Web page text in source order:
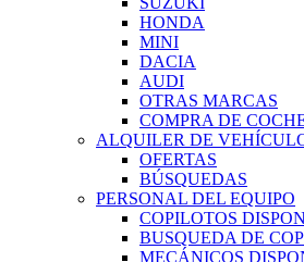
HONDA
MINI
DACIA
AUDI
OTRAS MARCAS
COMPRA DE
ALQUILER DE
OFERTAS
BÚSQUEDAS
PERSONAL DEL EQUIPO
COPILOTOS
BUSQUEDA DE
MECÁNICOS